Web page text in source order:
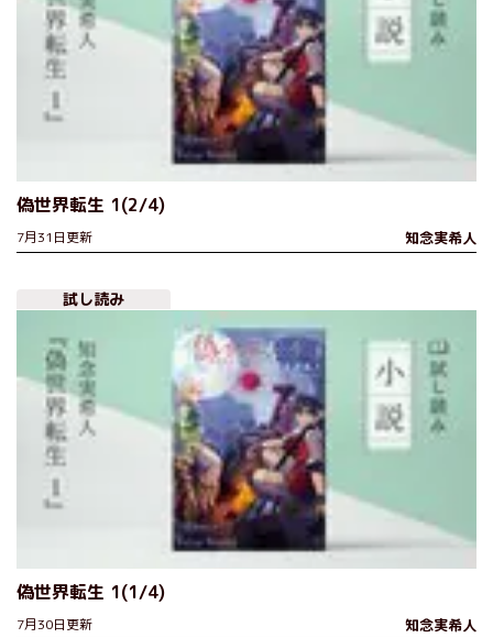
偽世界転生 1(2/4)
7月31日更新 知念実希人
試し読み
偽世界転生 1(1/4)
7月30日更新 知念実希人